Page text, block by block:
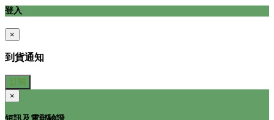
登入
×
到貨通知
訂閱
×